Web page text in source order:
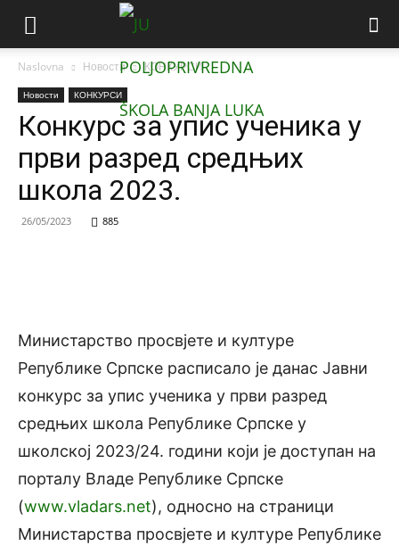
Naslovna Новости КОНКУРСИ
Новости КОНКУРСИ
Конкурс за упис ученика у
први разред средњих
школа 2023.
26/05/2023 885
​Министарство просвјете и културе
Републике Српске расписало је данас Јавни
конкурс за упис ученика у први разред
средњих школа Републике Српске у
школској 2023/24. години који је доступан на
порталу Владе Републике Српске
(www.vladars.net), односно на страници
Министарства просвјете и културе Републике